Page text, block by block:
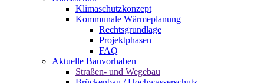
Klimaschutzkonzept
Kommunale Wärmeplanung
Rechtsgrundlage
Projektphasen
FAQ
Aktuelle Bauvorhaben
Straßen- und Wegebau